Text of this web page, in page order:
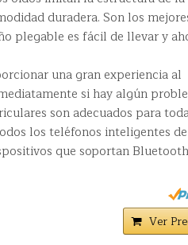
duradera. Son los
plegable es fácil de llevar y
una gran experiencia al
si hay algún
son adecuados para
los teléfonos inteligentes de
que soportan
Ver